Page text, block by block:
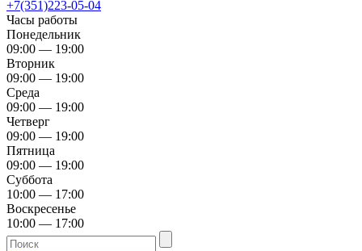
+7(351)223-05-04
Часы работы
Понедельник
09:00 — 19:00
Вторник
09:00 — 19:00
Среда
09:00 — 19:00
Четверг
09:00 — 19:00
Пятница
09:00 — 19:00
Суббота
10:00 — 17:00
Воскресенье
10:00 — 17:00